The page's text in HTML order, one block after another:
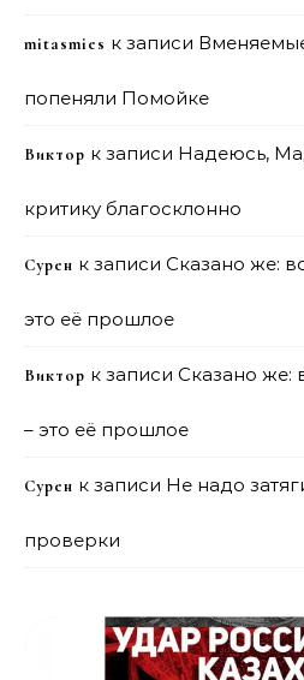
mitasmies к записи
попеняли Помойке
Виктор к записи Надеюсь,
критику благосклонно
Сурен к записи Сказано же:
это её прошлое
Виктор к записи Сказано же:
– это её прошлое
Сурен к записи Не надо
проверки